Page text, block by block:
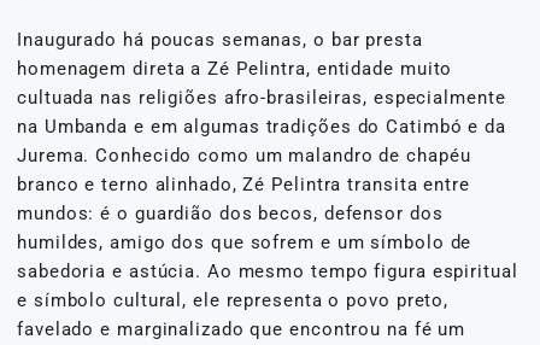
Inaugurado há poucas semanas, o bar presta
homenagem direta a Zé Pelintra, entidade muito
cultuada nas religiões afro-brasileiras, especialmente
na Umbanda e em algumas tradições do Catimbó e da
Jurema. Conhecido como um malandro de chapéu
branco e terno alinhado, Zé Pelintra transita entre
mundos: é o guardião dos becos, defensor dos
humildes, amigo dos que sofrem e um símbolo de
sabedoria e astúcia. Ao mesmo tempo figura espiritual
e símbolo cultural, ele representa o povo preto,
favelado e marginalizado que encontrou na fé um